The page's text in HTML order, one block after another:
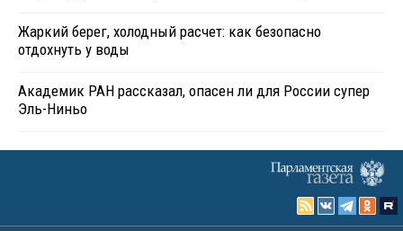
Жаркий берег, холодный расчет: как безопасно
отдохнуть у воды
Академик РАН рассказал, опасен ли для России супер
Эль-Ниньо